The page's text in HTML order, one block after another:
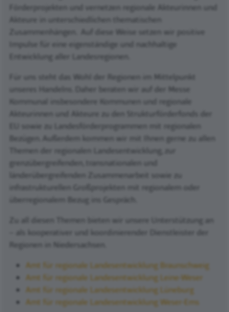
Förderprojekten und vernetzen regionale Akteurinnen und
Akteure in unterschiedlichen thematischen
Zusammenhängen. Auf diese Weise setzen wir positive
Impulse für eine eigenständige und nachhaltige
Entwicklung aller Landesregionen.
Für uns steht das Wohl der Regionen im Mittelpunkt
unseres Handelns. Daher beraten wir auf der Messe
Kommunal insbesondere Kommunen und regionale
Akteurinnen und Akteure zu den Strukturförderfonds der
EU sowie zu Landesförderprogrammen mit regionalen
Bezügen. Außerdem kommen wir mit Ihnen gerne zu allen
Themen der regionalen Landesentwicklung, zur
grenzübergreifenden, transnationalen und
länderübergreifenden Zusammenarbeit sowie zu
infrastrukturellen Großprojekten mit regionalem oder
überregionalem Bezug ins Gespräch.
Zu all diesen Themen bieten wir unsere Unterstützung an
– als kooperativer und koordinierender Dienstleister der
Regionen in Niedersachsen.
Amt für regionale Landesentwicklung Braunschweig
Amt für regionale Landesentwicklung Leine-Weser
Amt für regionale Landesentwicklung Lüneburg
Amt für regionale Landesentwicklung Weser-Ems